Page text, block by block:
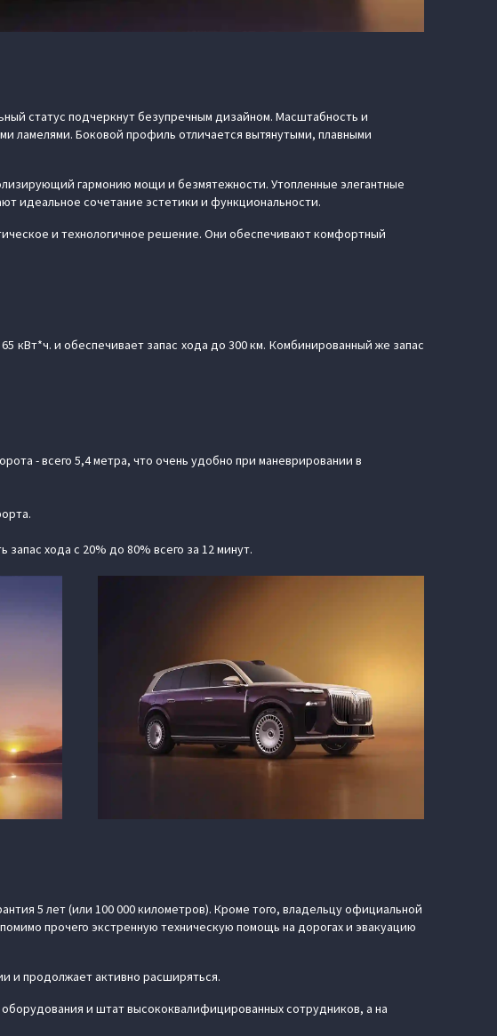
статус подчеркнут безупречным дизайном. Масштабность и
ламелями. Боковой профиль отличается вытянутыми, плавными
гармонию мощи и безмятежности. Утопленные элегантные
идеальное сочетание эстетики и функциональности.
и технологичное решение. Они обеспечивают комфортный
кВт*ч. и обеспечивает запас хода до 300 км. Комбинированный же запас
- всего 5,4 метра, что очень удобно при маневрировании в
хода с 20% до 80% всего за 12 минут.
5 лет (или 100 000 километров). Кроме того, владельцу официальной
прочего экстренную техническую помощь на дорогах и эвакуацию
и продолжает активно расширяться.
и штат высококвалифицированных сотрудников, а на